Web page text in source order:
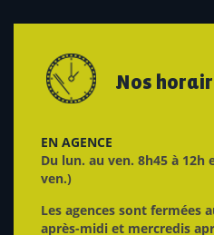
Nos
EN AGENCE
Du lun. au ven. 8h45 à 12h
ven.)
Les agences sont fermées
après-midi et mercredis